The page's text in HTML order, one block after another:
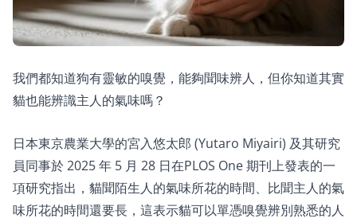
我們都知道狗有靈敏的嗅覺，能夠聞味辨人，但你知道其實
貓也能辨識主人的氣味嗎？
日本東京農業大學的宮入悠太郎 (Yutaro Miyairi) 及其研究
員同事於 2025 年 5 月 28 日在PLOS One 期刊上發表的一
項研究指出，貓聞陌生人的氣味所花的時間、比聞主人的氣
味所花的時間還要長，這表示貓可以單憑嗅覺辨別熟悉的人